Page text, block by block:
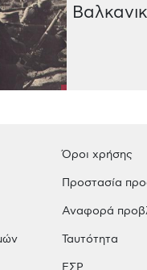
Όροι χρήσης
Προστασία
Αναφορά
Ταυτότητα